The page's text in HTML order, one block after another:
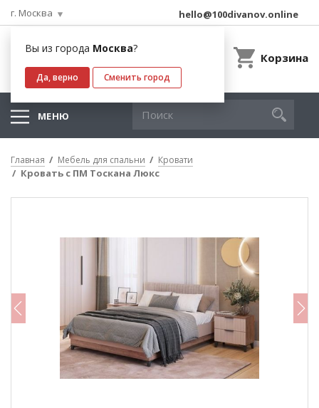
г. Москва
Вы из города Москва?
Да, верно Сменить город
hello@100divanov.online
Корзина
МЕНЮ
Главная Мебель для спальни Кровати
Кровать с ПМ Тоскана Люкс